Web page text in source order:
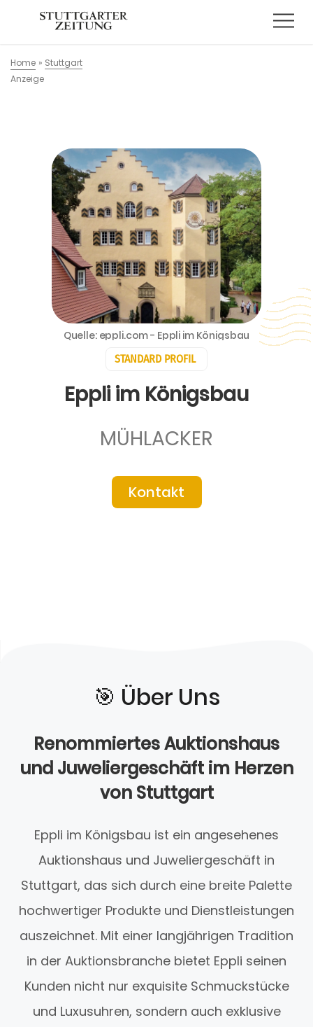
Home » Stuttgart
Anzeige
STANDARD PROFIL
Eppli im Königsbau
MÜHLACKER
Kontakt
Quelle: eppli.com - Eppli im Königsbau
🎯️ Über Uns
Renommiertes Auktionshaus
und Juweliergeschäft im Herzen
von Stuttgart
Eppli im Königsbau ist ein angesehenes
Auktionshaus und Juweliergeschäft in
Stuttgart, das sich durch eine breite Palette
hochwertiger Produkte und Dienstleistungen
auszeichnet. Mit einer langjährigen Tradition
in der Auktionsbranche bietet Eppli seinen
Kunden nicht nur exquisite Schmuckstücke
und Luxusuhren, sondern auch exklusive